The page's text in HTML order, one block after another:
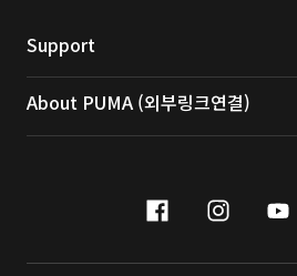
Support
About PUMA (외부링크연결)
facebook